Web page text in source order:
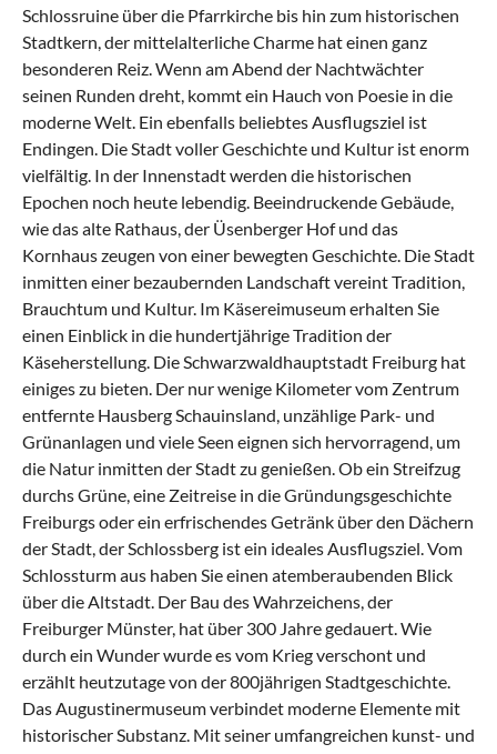
Schlossruine über die Pfarrkirche bis hin zum historischen
Stadtkern, der mittelalterliche Charme hat einen ganz
besonderen Reiz. Wenn am Abend der Nachtwächter
seinen Runden dreht, kommt ein Hauch von Poesie in die
moderne Welt. Ein ebenfalls beliebtes Ausflugsziel ist
Endingen. Die Stadt voller Geschichte und Kultur ist enorm
vielfältig. In der Innenstadt werden die historischen
Epochen noch heute lebendig. Beeindruckende Gebäude,
wie das alte Rathaus, der Üsenberger Hof und das
Kornhaus zeugen von einer bewegten Geschichte. Die Stadt
inmitten einer bezaubernden Landschaft vereint Tradition,
Brauchtum und Kultur. Im Käsereimuseum erhalten Sie
einen Einblick in die hundertjährige Tradition der
Käseherstellung. Die Schwarzwaldhauptstadt Freiburg hat
einiges zu bieten. Der nur wenige Kilometer vom Zentrum
entfernte Hausberg Schauinsland, unzählige Park- und
Grünanlagen und viele Seen eignen sich hervorragend, um
die Natur inmitten der Stadt zu genießen. Ob ein Streifzug
durchs Grüne, eine Zeitreise in die Gründungsgeschichte
Freiburgs oder ein erfrischendes Getränk über den Dächern
der Stadt, der Schlossberg ist ein ideales Ausflugsziel. Vom
Schlossturm aus haben Sie einen atemberaubenden Blick
über die Altstadt. Der Bau des Wahrzeichens, der
Freiburger Münster, hat über 300 Jahre gedauert. Wie
durch ein Wunder wurde es vom Krieg verschont und
erzählt heutzutage von der 800jährigen Stadtgeschichte.
Das Augustinermuseum verbindet moderne Elemente mit
historischer Substanz. Mit seiner umfangreichen kunst- und